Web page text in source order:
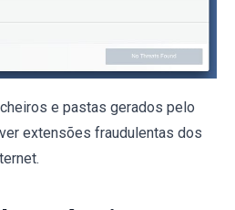
e pastas gerados pelo
extensões fraudulentas dos